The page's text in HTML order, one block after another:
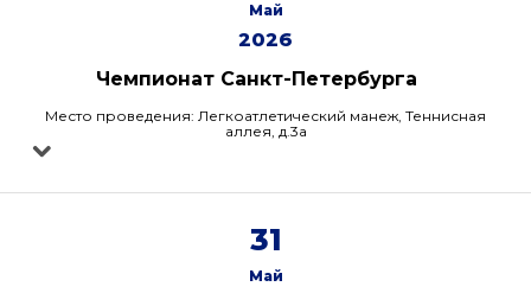
Май
2026
Чемпионат Санкт-Петербурга
Место проведения: Легкоатлетический манеж, Теннисная
аллея, д.3а
31
Май